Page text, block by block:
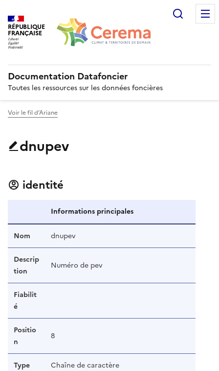
RÉPUBLIQUE
FRANÇAISE
Documentation Datafoncier
Toutes les ressources sur les données foncières
Voir le fil d’Ariane
dnupev
identité
Informations principales
Nom dnupev
Descrip
tion
Numéro de pev
Fiabilit
é
Positio
n
8
Type Chaîne de caractère